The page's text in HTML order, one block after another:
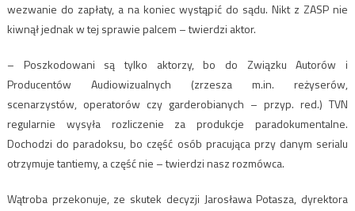
wezwanie do zapłaty, a na koniec wystąpić do sądu. Nikt z ZASP nie
kiwnął jednak w tej sprawie palcem – twierdzi aktor.
– Poszkodowani są tylko aktorzy, bo do Związku Autorów i
Producentów Audiowizualnych (zrzesza m.in. reżyserów,
scenarzystów, operatorów czy garderobianych – przyp. red.) TVN
regularnie wysyła rozliczenie za produkcje paradokumentalne.
Dochodzi do paradoksu, bo część osób pracująca przy danym serialu
otrzymuje tantiemy, a część nie – twierdzi nasz rozmówca.
Wątroba przekonuje, ze skutek decyzji Jarosława Potasza, dyrektora